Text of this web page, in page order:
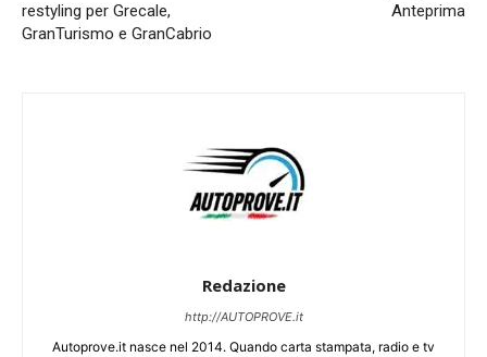
restyling per Grecale,
GranTurismo e GranCabrio
Anteprima
Redazione
http://AUTOPROVE.it
Autoprove.it nasce nel 2014. Quando carta stampata, radio e tv